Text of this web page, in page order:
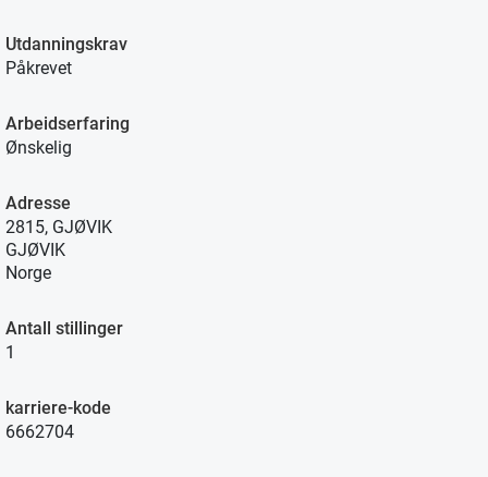
Utdanningskrav
Påkrevet
Arbeidserfaring
Ønskelig
Adresse
2815, GJØVIK
GJØVIK
Norge
Antall stillinger
1
karriere-kode
6662704